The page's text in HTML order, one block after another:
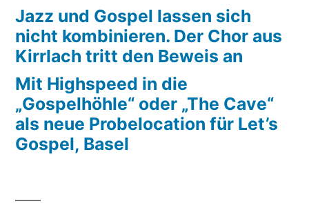
Jazz und Gospel lassen sich
nicht kombinieren. Der Chor aus
Kirrlach tritt den Beweis an
Mit Highspeed in die
„Gospelhöhle“ oder „The Cave“
als neue Probelocation für Let’s
Gospel, Basel